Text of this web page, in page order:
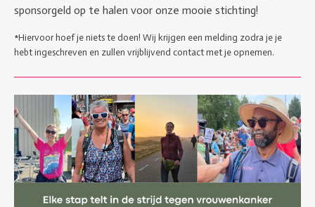
sponsorgeld op te halen voor onze mooie stichting!
*Hiervoor hoef je niets te doen! Wij krijgen een melding zodra je je
hebt ingeschreven en zullen vrijblijvend contact met je opnemen.